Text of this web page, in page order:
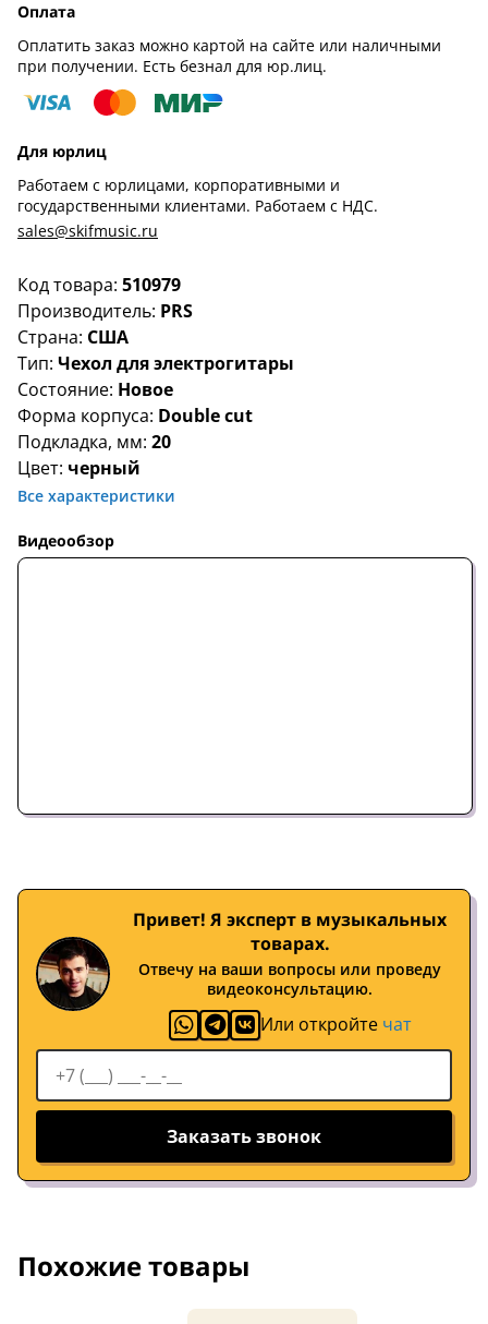
Код товара: 510979
Производитель: PRS
Страна: США
Тип: Чехол для электрогитары
Состояние: Новое
Форма корпуса: Double cut
Подкладка, мм: 20
Цвет: черный
Все характеристики
Видеообзор
Оплата
Оплатить заказ можно картой на сайте или наличными
при получении. Есть безнал для юр.лиц.
Для юрлиц
Работаем с юрлицами, корпоративными и
государственными клиентами. Работаем с НДС.
sales@skifmusic.ru
Привет! Я эксперт в музыкальных
товарах.
Отвечу на ваши вопросы или проведу
видеоконсультацию.
Или откройте чат
Заказать звонок
Похожие товары